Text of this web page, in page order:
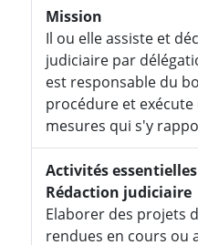
Mission
Il ou elle assiste et
judiciaire par
est responsable du
procédure et exécute
mesures qui s'y
Activités essentielles
Rédaction judiciaire
Elaborer des projets
rendues en cours ou